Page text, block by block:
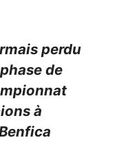
perdu
de
à